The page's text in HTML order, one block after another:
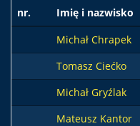
nr. Imię i nazwisko
Michał Chrapek
Tomasz Ciećko
Michał Gryźlak
Mateusz Kantor